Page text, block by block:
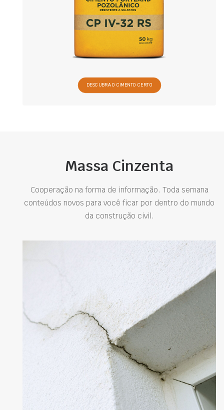
DESCUBRA O CIMENTO CERTO
Massa Cinzenta
Cooperação na forma de informação. Toda semana
conteúdos novos para você ficar por dentro do mundo
da construção civil.